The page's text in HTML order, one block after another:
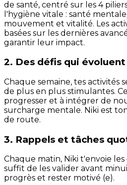
de santé, centré sur les 4
l'hygiène vitale : santé
mouvement et vitalité. Les
basées sur les dernières
garantir leur impact.
2. Des défis qui
Chaque semaine, tes activités
de plus en plus stimulantes.
progresser et à intégrer de
surcharge mentale. Niki est
de route.
3. Rappels et tâches
Chaque matin, Niki t'envoie
suffit de les valider avant
progrès et rester motivé (e).